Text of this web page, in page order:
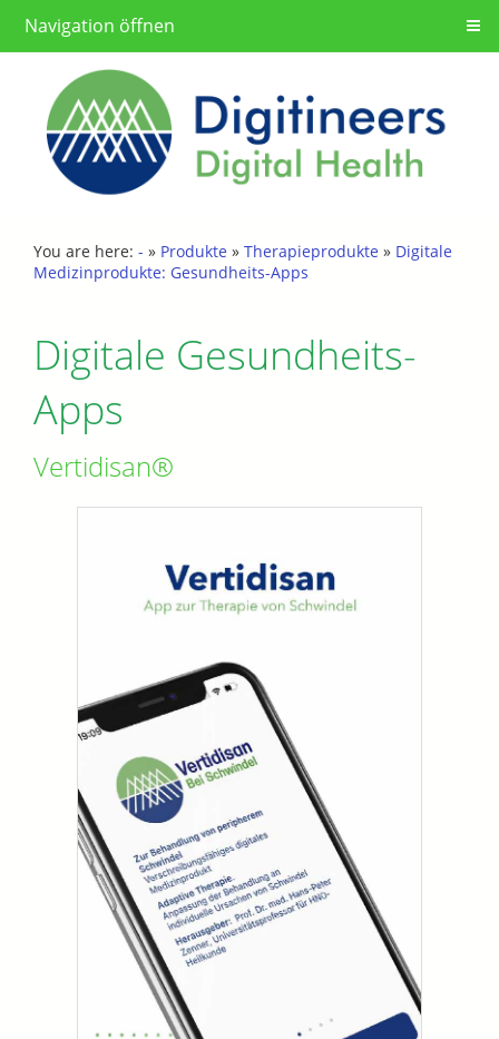
Navigation öffnen
You are here: - » Produkte » Therapieprodukte » Digitale
Medizinprodukte: Gesundheits-Apps
Digitale Gesundheits-
Apps
Vertidisan®